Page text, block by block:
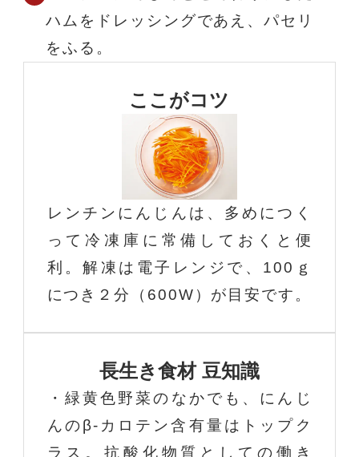
ハムをドレッシングであえ、パセリ
をふる。
ここがコツ
レンチンにんじんは、多めにつく
って冷凍庫に常備しておくと便
利。解凍は電子レンジで、100ｇ
につき２分（600W）が目安です。
長生き食材 豆知識
・緑黄色野菜のなかでも、にんじ
んのβ-カロテン含有量はトップク
ラス。抗酸化物質としての働き